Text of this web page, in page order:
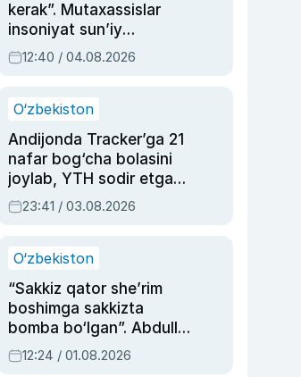
kerak”. Mutaxassislar
insoniyat sun’iy
intellektni boshqara
olmay qolishidan xavotir
12:40 / 04.08.2026
O‘zbekiston
Andijonda Tracker’ga 21
nafar bog‘cha bolasini
joylab, YTH sodir etgan
ayolga sud hukmi o‘qildi
23:41 / 03.08.2026
O‘zbekiston
“Sakkiz qator she’rim
boshimga sakkizta
bomba bo‘lgan”. Abdulla
Oripovni siyosiy
ayblovlardan asrab
12:24 / 01.08.2026